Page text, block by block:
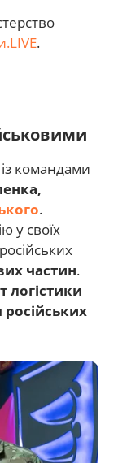
.
командами
.
у своїх
частин.
логістики